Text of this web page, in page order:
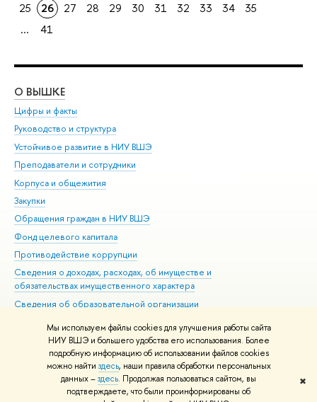
Мы используем файлы cookies для улучшения работы сайта
НИУ ВШЭ и большего удобства его использования. Более
подробную информацию об использовании файлов cookies
можно найти здесь, наши правила обработки персональных
данных –здесь. Продолжая пользоваться сайтом, вы
подтверждаете, что были проинформированы об
✖
25
26 27 28 29 30 31 32 33 34
35
...
41
О ВЫШКЕ
Цифры и факты
Руководство и структура
Устойчивое развитие в НИУ ВШЭ
Преподаватели и сотрудники
Корпуса и общежития
Закупки
Обращения граждан в НИУ ВШЭ
Фонд целевого капитала
Противодействие коррупции
Сведения о доходах, расходах, об имуществе и
обязательствах имущественного характера
Сведения об образовательной организации
Людям с ограниченными возможностями здоровья
Единая платежная страница
Работа в Вышке